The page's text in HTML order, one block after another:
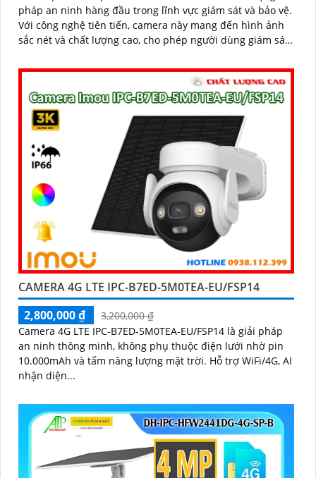
pháp an ninh hàng đầu trong lĩnh vực giám sát và bảo vệ.
Với công nghệ tiên tiến, camera này mang đến hình ảnh
sắc nét và chất lượng cao, cho phép người dùng giám sát
CAMERA 4G LTE IPC-B7ED-5M0TEA-EU/FSP14
2,800,000 ₫
3,200,000 ₫
Camera 4G LTE IPC-B7ED-5M0TEA-EU/FSP14 là giải pháp
an ninh thông minh, không phụ thuộc điện lưới nhờ pin
10.000mAh và tấm năng lượng mặt trời. Hỗ trợ WiFi/4G, AI
nhận diện...